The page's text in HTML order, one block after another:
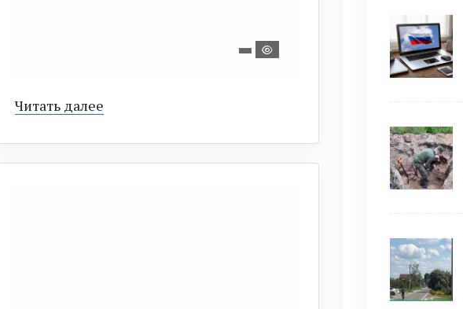
Читать далее